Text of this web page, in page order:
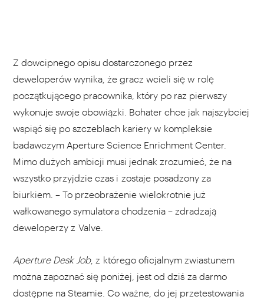
Z dowcipnego opisu dostarczonego przez
deweloperów wynika, że gracz wcieli się w rolę
początkującego pracownika, który po raz pierwszy
wykonuje swoje obowiązki. Bohater chce jak najszybciej
wspiąć się po szczeblach kariery w kompleksie
badawczym Aperture Science Enrichment Center.
Mimo dużych ambicji musi jednak zrozumieć, że na
wszystko przyjdzie czas i zostaje posadzony za
biurkiem. – To przeobrażenie wielokrotnie już
wałkowanego symulatora chodzenia – zdradzają
deweloperzy z Valve.
Aperture Desk Job, z którego oficjalnym zwiastunem
można zapoznać się poniżej, jest od dziś za darmo
dostępne na Steamie . Co ważne, do jej przetestowania